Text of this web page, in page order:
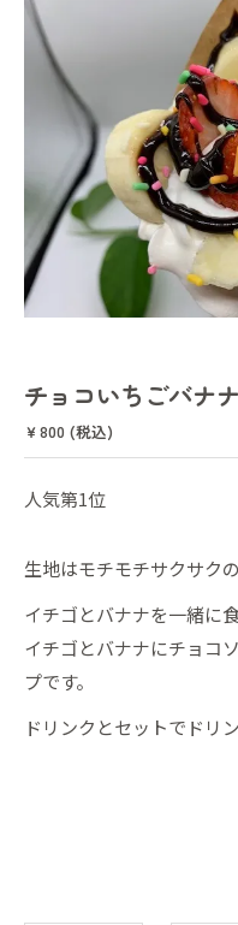
チョコいちごバナナ
￥800 (税込)
人気第1位
生地はモチモチサクサク
イチゴとバナナを一緒に
イチゴとバナナにチョコ
プです。
ドリンクとセットでドリ